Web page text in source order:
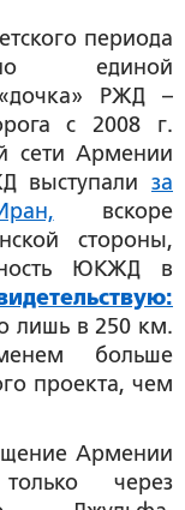
периода
единой
РЖД –
с 2008 г.
сети Армении
выступали за
вскоре
стороны,
ЮКЖД в
лишь в 250 км.
больше
проекта, чем
Армении
через